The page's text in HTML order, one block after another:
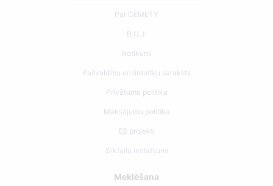
Par CEMETY
B.U.J.
Notikumi
Pašvaldību un lietotāju saraksts
Privātuma politika
Maksājumu politika
ES projekti
Sīkfailu iestatījumi
Meklēšana